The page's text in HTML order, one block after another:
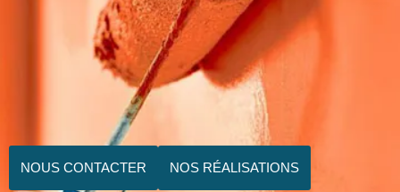
NOUS CONTACTER NOS RÉALISATIONS